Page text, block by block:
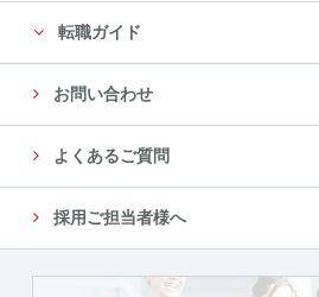
転職ガイド
お問い合わせ
よくあるご質問
採用ご担当者様へ